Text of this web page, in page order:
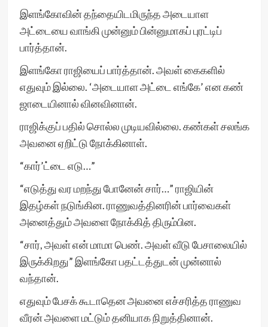
இளங்கோவின் தந்தையிடமிருந்த அடையாள
அட்டையை வாங்கி முன்னும் பின்னுமாகப் புரட்டிப்
பார்த்தான்.
இளங்கோ ராஜியைப் பார்த்தான். அவள் கைகளில்
எதுவும் இல்லை. ‘அடையாள அட்டை எங்கே’ என கண்
ஜாடையினால் வினவினான்.
ராஜிக்குப் பதில் சொல்ல முடியவில்லை. கண்கள் சலங்க
அவனை ஏறிட்டு நோக்கினாள்.
“கார்’ட்டை எடு…”
“எடுத்து வர மறந்து போனேன் சார்…” ராஜியின்
இதழ்கள் நடுங்கின. ராணுவத்தினரின் பார்வைகள்
அனைத்தும் அவளை நோக்கித் திரும்பின.
“சார், அவள் என் மாமா பெண். அவள் வீடு பேசாலையில்
இருக்கிறது” இளங்கோ பதட்டத்துடன் முன்னால்
வந்தான்.
எதுவும் பேசக் கூடாதென அவனை எச்சரித்த ராணுவ
வீரன் அவளை மட்டும் தனியாக நிறுத்தினான்.